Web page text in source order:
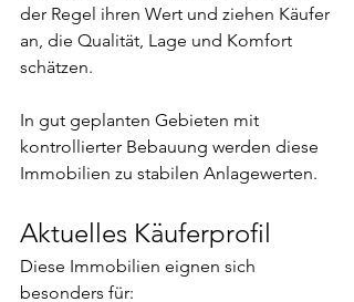
der Regel ihren Wert und ziehen Käufer
an, die Qualität, Lage und Komfort
schätzen.
In gut geplanten Gebieten mit
kontrollierter Bebauung werden diese
Immobilien zu stabilen Anlagewerten.
Aktuelles Käuferprofil
Diese Immobilien eignen sich
besonders für: